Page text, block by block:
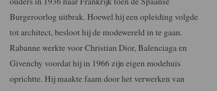
Burgeroorlog uitbrak. Hoewel hij een opleiding volgde
tot architect, besloot hij de modewereld in te gaan.
Rabanne werkte voor Christian Dior, Balenciaga en
Givenchy voordat hij in 1966 zijn eigen modehuis
oprichtte. Hij maakte faam door het verwerken van